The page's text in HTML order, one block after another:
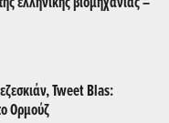
Tweet Blas:
Ορμούζ